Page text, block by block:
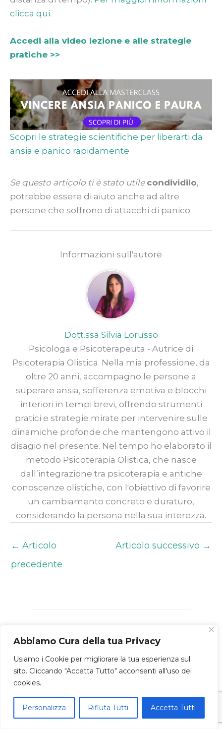
Abbiamo Cura della tua Privacy
Usiamo i Cookie per migliorare la tua esperienza sul
sito. Cliccando "Accetta Tutto" acconsenti all'uso dei
cookies.
Personalizza Rifiuta Tutti Accetta Tutti
clicca qui.
Accedi alla video lezione e alle strategie
pratiche >>
Scopri le strategie scientifiche per liberarti da
ansia e panico rapidamente
Se questo articolo ti è stato utile condividilo,
potrebbe essere di aiuto anche ad altre
persone che soffrono di attacchi di panico.
Informazioni sull'autore
Dott.ssa Silvia Lorusso
Psicologa e Psicoterapeuta - Autrice di
Psicoterapia Olistica. Nella mia professione, da
oltre 20 anni, accompagno le persone a
superare ansia, sofferenza emotiva e blocchi
interiori in tempi brevi, offrendo strumenti
pratici e strategie mirate per intervenire sulle
dinamiche profonde che mantengono attivo il
disagio nel presente. Nel tempo ho elaborato il
metodo Psicoterapia Olistica, che nasce
dall’integrazione tra psicoterapia e antiche
conoscenze olistiche, con l'obiettivo di favorire
un cambiamento concreto e duraturo,
considerando la persona nella sua interezza.
← Articolo
precedente
Articolo successivo →